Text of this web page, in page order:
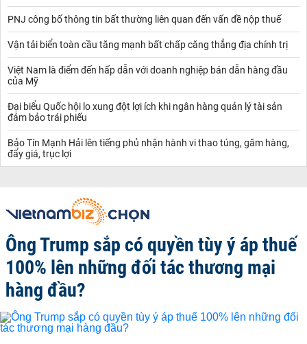
PNJ công bố thông tin bất thường liên quan đến vấn đề nộp thuế
Vận tải biển toàn cầu tăng mạnh bất chấp căng thẳng địa chính trị
Việt Nam là điểm đến hấp dẫn với doanh nghiệp bán dẫn hàng đầu
của Mỹ
Đại biểu Quốc hội lo xung đột lợi ích khi ngân hàng quản lý tài sản
đảm bảo trái phiếu
Bảo Tín Mạnh Hải lên tiếng phủ nhận hành vi thao túng, găm hàng,
đẩy giá, trục lợi
Ông Trump sắp có quyền tùy ý áp thuế
100% lên những đối tác thương mại
hàng đầu?